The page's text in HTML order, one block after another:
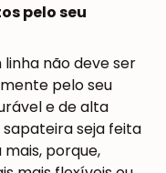
pelo seu
não deve ser
pelo seu
e de alta
seja feita
porque,